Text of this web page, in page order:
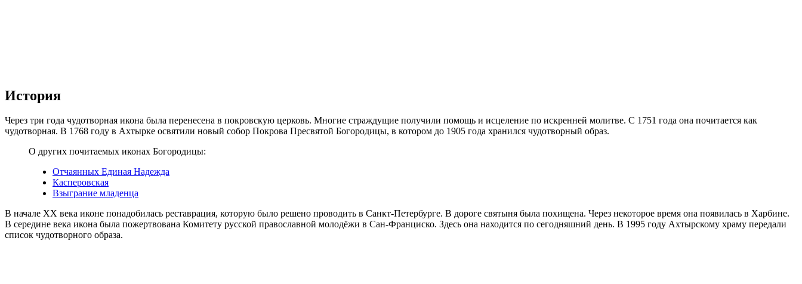
История
Через три года чудотворная икона была перенесена в покровскую церковь. Многие страждущие получили помощь и исцеление по искренней молитве. С 1751 года она почитается как
чудотворная. В 1768 году в Ахтырке освятили новый собор Покрова Пресвятой Богородицы, в котором до 1905 года хранился чудотворный образ.
О других почитаемых иконах Богородицы:
Отчаянных Единая Надежда
Касперовская
Взыграние младенца
В начале XX века иконе понадобилась реставрация, которую было решено проводить в Санкт-Петербурге. В дороге святыня была похищена. Через некоторое время она появилась в Харбине.
В середине века икона была пожертвована Комитету русской православной молодёжи в Сан-Франциско. Здесь она находится по сегодняшний день. В 1995 году Ахтырскому храму передали
список чудотворного образа.